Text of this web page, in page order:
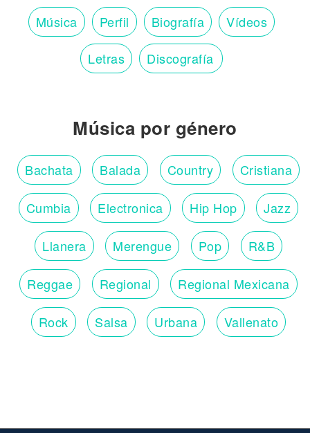
Música Perfil Biografía Vídeos
Letras Discografía
Música por género
Bachata Balada Country Cristiana
Cumbia Electronica Hip Hop Jazz
Llanera Merengue Pop R&B
Reggae Regional Regional Mexicana
Rock Salsa Urbana Vallenato